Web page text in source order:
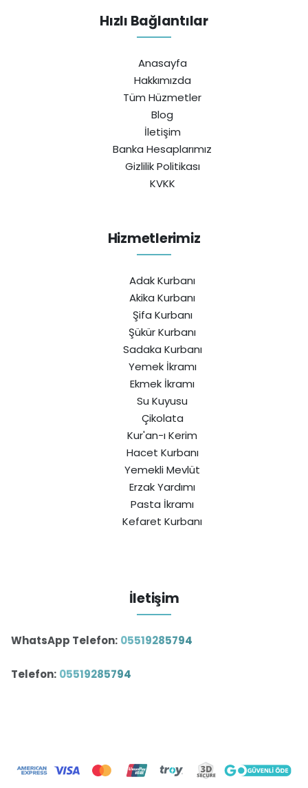
Hızlı Bağlantılar
Anasayfa
Hakkımızda
Tüm Hüzmetler
Blog
İletişim
Banka Hesaplarımız
Gizlilik Politikası
KVKK
Hizmetlerimiz
Adak Kurbanı
Akika Kurbanı
Şifa Kurbanı
Şükür Kurbanı
Sadaka Kurbanı
Yemek İkramı
Ekmek İkramı
Su Kuyusu
Çikolata
Kur'an-ı Kerim
Hacet Kurbanı
Yemekli Mevlüt
Erzak Yardımı
Pasta İkramı
Kefaret Kurbanı
İletişim
WhatsApp Telefon: 05519285794
Telefon: 05519285794